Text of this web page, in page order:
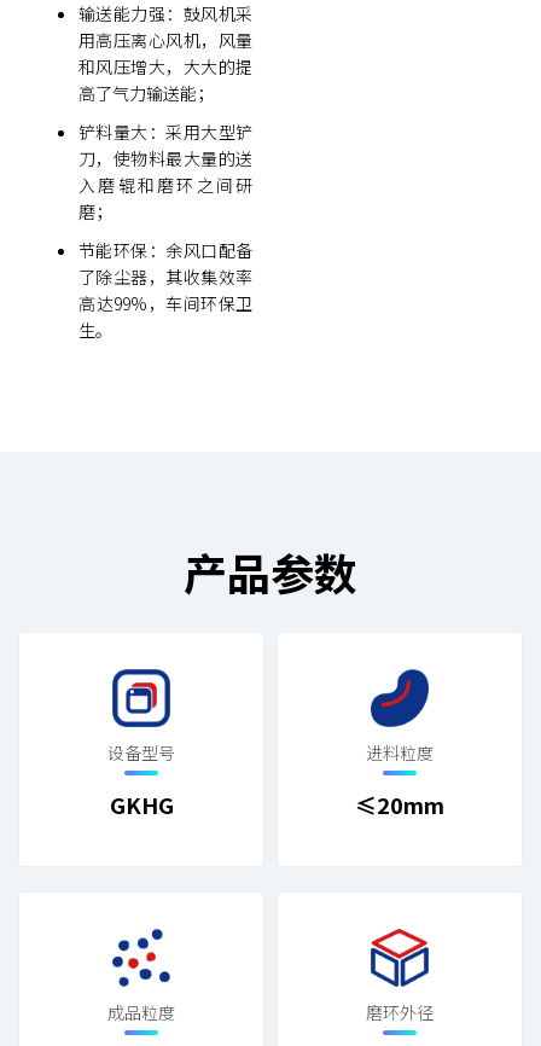
输送能力强：鼓风机采
用高压离心风机，风量
和风压增大，大大的提
高了气力输送能；
铲料量大：采用大型铲
刀，使物料最大量的送
入磨辊和磨环之间研
磨；
节能环保：余风口配备
了除尘器，其收集效率
高达99%，车间环保卫
生。
产品参数
设备型号
GKHG
进料粒度
≤20mm
成品粒度 磨环外径